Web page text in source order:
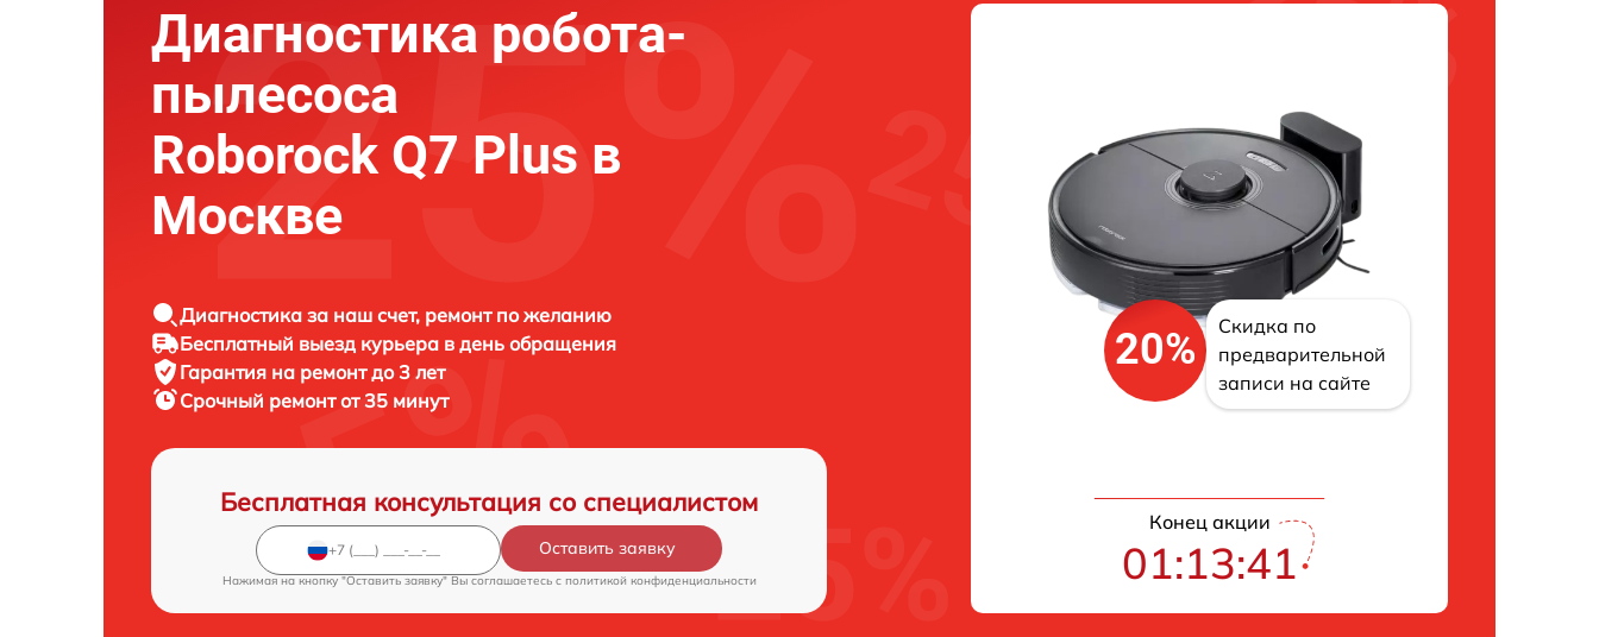
Диагностика робота-
пылесоса
Roborock Q7 Plus в
Москве
Диагностика за наш счет, ремонт по желанию
Бесплатный выезд курьера в день обращения
Гарантия на ремонт до 3 лет
Срочный ремонт от 35 минут
Бесплатная консультация со специалистом
Оставить заявку
Нажимая на кнопку "Оставить заявку" Вы соглашаетесь c политикой конфиденциальности
20%
Скидка по
предварительной
записи на сайте
Конец акции
01:13:40